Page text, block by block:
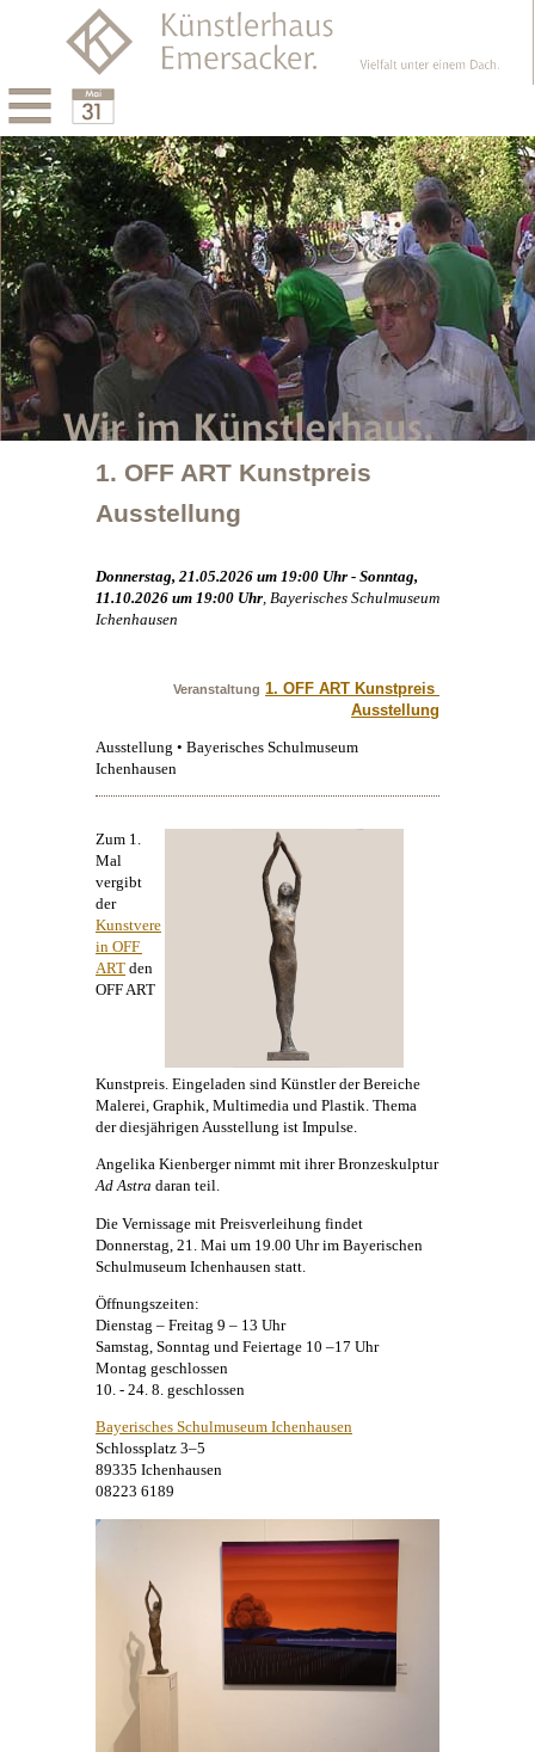
1. OFF ART Kunstpreis
Ausstellung
Donnerstag, 21.05.2026 um 19:00 Uhr - Sonntag,
11.10.2026 um 19:00 Uhr , Bayerisches Schulmuseum
Ichenhausen
Veranstaltung 1. OFF ART Kunstpreis
Ausstellung
Ausstellung • Bayerisches Schulmuseum
Ichenhausen
Zum 1.
Mal
vergibt
der
Kunstvere
in OFF
ART den
OFF ART
Kunstpreis. Eingeladen sind Künstler der Bereiche
Malerei , Graphik, Multimedia und Plastik. Thema
der diesjährigen Ausstellung ist Impulse.
Angelika Kienbergernimmt mit ihrer Bronzeskulptur
Ad Astra daran teil.
Die Vernissage mit Preisverleihung findet
Donnerstag, 21. Mai um 19.00 Uhr im Bayerischen
Schulmuseum Ichenhausen statt.
Öffnungszeiten:
Dienstag – Freitag 9 – 13 Uhr
Samstag, Sonntag und Feiertage 10 –17 Uhr
Montag geschlossen
10. - 24. 8. geschlossen
Bayerisches Schulmuseum Ichenhausen
Schlossplatz 3–5
89335 Ichenhausen
08223 6189